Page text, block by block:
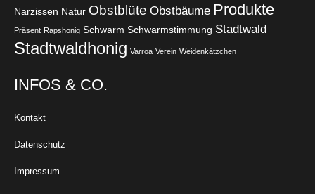
Narzissen Natur Obstblüte Obstbäume Produkte
Präsent Rapshonig Schwarm Schwarmstimmung Stadtwald
Stadtwaldhonig Varroa Verein Weidenkätzchen
INFOS & CO.
Kontakt
Datenschutz
Impressum